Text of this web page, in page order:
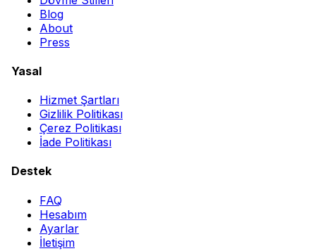
Blog
About
Press
Yasal
Hizmet Şartları
Gizlilik Politikası
Çerez Politikası
İade Politikası
Destek
FAQ
Hesabım
Ayarlar
İletişim